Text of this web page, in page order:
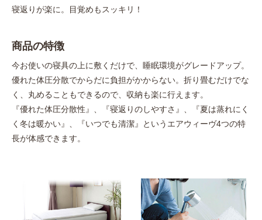
寝返りが楽に。目覚めもスッキリ！
商品の特徴
今お使いの寝具の上に敷くだけで、睡眠環境がグレードアップ。
優れた体圧分散でからだに負担がかからない。折り畳むだけでな
く、丸めることもできるので、収納も楽に行えます。
『優れた体圧分散性』、『寝返りのしやすさ』、『夏は蒸れにく
く冬は暖かい』、『いつでも清潔』というエアウィーヴ4つの特
長が体感できます。